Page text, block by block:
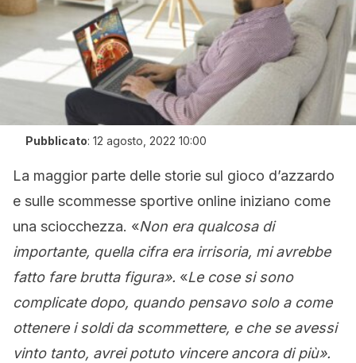
Pubblicato: 12 agosto, 2022 10:00
La maggior parte delle storie sul gioco d’azzardo
e sulle scommesse sportive online iniziano come
una sciocchezza. «Non era qualcosa di
importante, quella cifra era irrisoria, mi avrebbe
fatto fare brutta figura». «Le cose si sono
complicate dopo, quando pensavo solo a come
ottenere i soldi da scommettere, e che se avessi
vinto tanto, avrei potuto vincere ancora di più».